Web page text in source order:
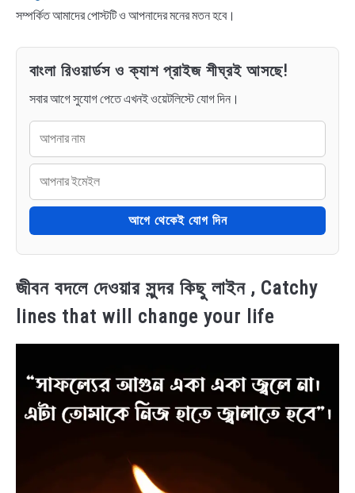
সম্পর্কিত আমাদের পোস্টটি ও আপনাদের মনের মতন হবে।
বাংলা রিওয়ার্ডস ও ক্যাশ প্রাইজ শীঘ্রই আসছে!
সবার আগে সুযোগ পেতে এখনই ওয়েটলিস্টে যোগ দিন।
আগে থেকেই যোগ দিন
জীবন বদলে দেওয়ার সুন্দর কিছু লাইন , Catchy
lines that will change your life